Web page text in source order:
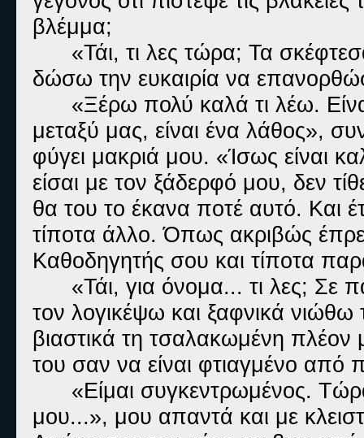
βλέμμα;
«Τάι, τι λες τώρα; Τα
δώσω την ευκαιρία να
«Ξέρω πολύ καλά τι λέω.
μεταξύ μας, είναι ένα λάθος»,
φύγει μακριά μου. «Ίσως είναι
είσαι με τον ξάδερφό μου, δεν
θα του το έκανα ποτέ αυτό. Και
τίποτα άλλο. Όπως ακριβώς
Καθοδηγητής σου και τίποτα
«Τάι, για όνομα... τι λες;
τον λογικέψω και ξαφνικά
βιαστικά τη τσαλακωμένη πλέον
του σαν να είναι φτιαγμένο από
«Είμαι συγκεντρωμένος.
μου...», μου απαντά και με